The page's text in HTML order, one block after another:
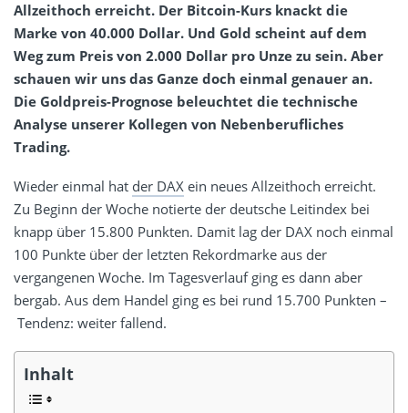
Allzeithoch erreicht. Der Bitcoin-Kurs knackt die
Marke von 40.000 Dollar. Und Gold scheint auf dem
Weg zum Preis von 2.000 Dollar pro Unze zu sein. Aber
schauen wir uns das Ganze doch einmal genauer an.
Die Goldpreis-Prognose beleuchtet die technische
Analyse unserer Kollegen von Nebenberufliches
Trading.
Wieder einmal hat der DAX ein neues Allzeithoch erreicht.
Zu Beginn der Woche notierte der deutsche Leitindex bei
knapp über 15.800 Punkten. Damit lag der DAX noch einmal
100 Punkte über der letzten Rekordmarke aus der
vergangenen Woche. Im Tagesverlauf ging es dann aber
bergab. Aus dem Handel ging es bei rund 15.700 Punkten –
Tendenz: weiter fallend.
Inhalt